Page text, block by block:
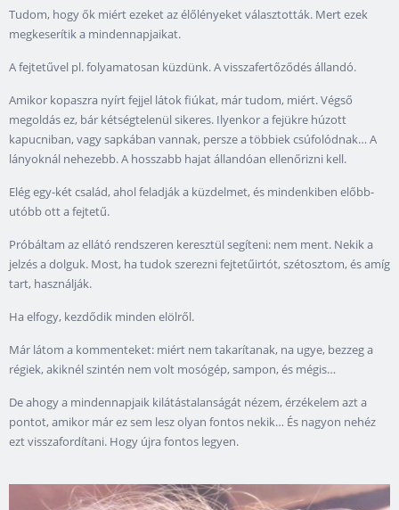
Tudom, hogy ők miért ezeket az élőlényeket választották. Mert ezek
megkeserítik a mindennapjaikat.
A fejtetűvel pl. folyamatosan küzdünk. A visszafertőződés állandó.
Amikor kopaszra nyírt fejjel látok fiúkat, már tudom, miért. Végső
megoldás ez, bár kétségtelenül sikeres. Ilyenkor a fejükre húzott
kapucniban, vagy sapkában vannak, persze a többiek csúfolódnak… A
lányoknál nehezebb. A hosszabb hajat állandóan ellenőrizni kell.
Elég egy-két család, ahol feladják a küzdelmet, és mindenkiben előbb-
utóbb ott a fejtetű.
Próbáltam az ellátó rendszeren keresztül segíteni: nem ment. Nekik a
jelzés a dolguk. Most, ha tudok szerezni fejtetűirtót, szétosztom, és amíg
tart, használják.
Ha elfogy, kezdődik minden elölről.
Már látom a kommenteket: miért nem takarítanak, na ugye, bezzeg a
régiek, akiknél szintén nem volt mosógép, sampon, és mégis…
De ahogy a mindennapjaik kilátástalanságát nézem, érzékelem azt a
pontot, amikor már ez sem lesz olyan fontos nekik… És nagyon nehéz
ezt visszafordítani. Hogy újra fontos legyen.